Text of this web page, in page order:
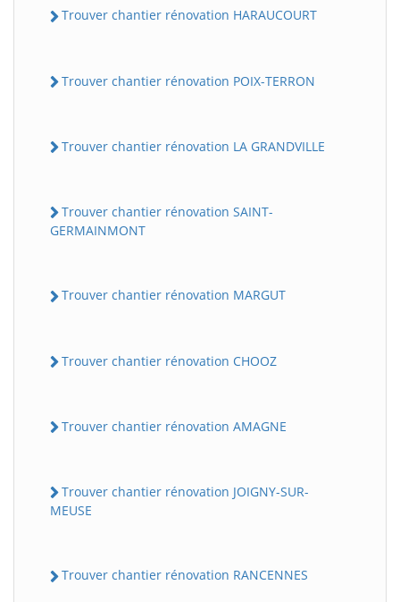
Trouver chantier rénovation HARAUCOURT
Trouver chantier rénovation POIX-TERRON
Trouver chantier rénovation LA GRANDVILLE
Trouver chantier rénovation SAINT-
GERMAINMONT
Trouver chantier rénovation MARGUT
Trouver chantier rénovation CHOOZ
Trouver chantier rénovation AMAGNE
Trouver chantier rénovation JOIGNY-SUR-
MEUSE
Trouver chantier rénovation RANCENNES